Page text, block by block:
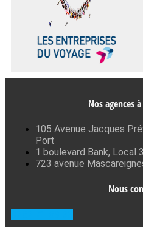
Nos agences
105 Avenue Jacques
Port
1 boulevard Bank, Local
723 avenue
Nous